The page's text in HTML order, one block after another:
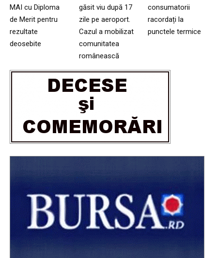
MAI cu Diploma
de Merit pentru
rezultate
deosebite
găsit viu după 17
zile pe aeroport.
Cazul a mobilizat
comunitatea
românească
consumatorii
racordați la
punctele termice